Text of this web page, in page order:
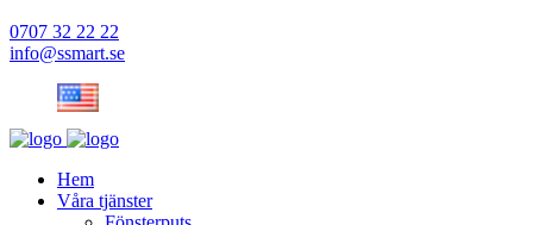
0707 32 22 22
info@ssmart.se
Hem
Våra tjänster